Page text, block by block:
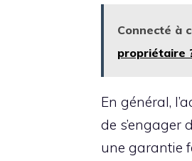
Connecté à
propriétaire
En général,
de s’engager
une garantie